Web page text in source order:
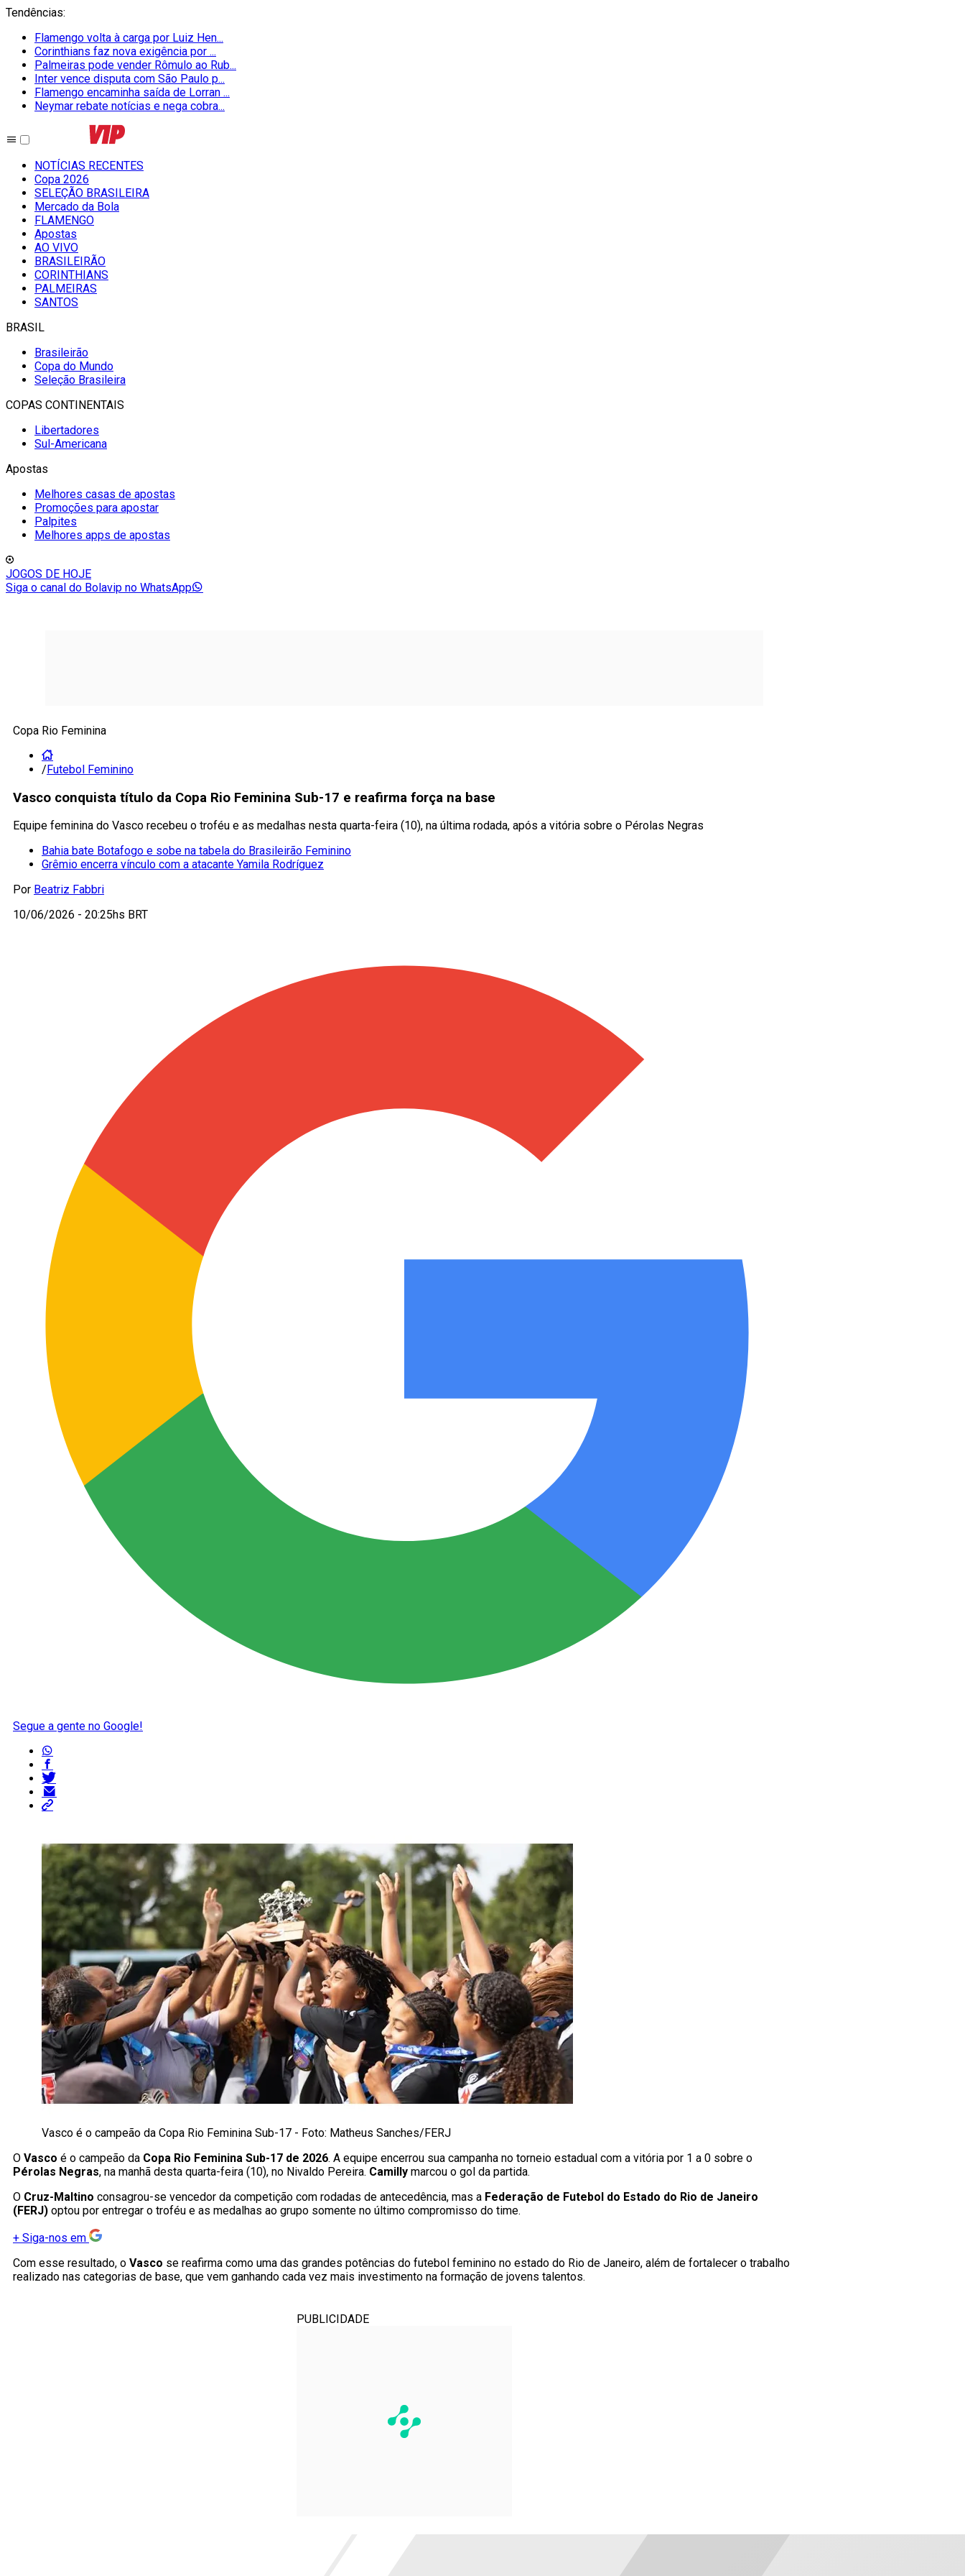
Tendências:
Flamengo volta à carga por Luiz Hen...
Corinthians faz nova exigência por ...
Palmeiras pode vender Rômulo ao Rub...
Inter vence disputa com São Paulo p...
Flamengo encaminha saída de Lorran ...
Neymar rebate notícias e nega cobra...
NOTÍCIAS RECENTES
Copa 2026
SELEÇÃO BRASILEIRA
Mercado da Bola
FLAMENGO
Apostas
AO VIVO
BRASILEIRÃO
CORINTHIANS
PALMEIRAS
SANTOS
BRASIL
Brasileirão
Copa do Mundo
Seleção Brasileira
COPAS CONTINENTAIS
Libertadores
Sul-Americana
Apostas
Melhores casas de apostas
Promoções para apostar
Palpites
Melhores apps de apostas
JOGOS DE HOJE
Siga o canal do Bolavip no WhatsApp
Copa Rio Feminina
/Futebol Feminino
Vasco conquista título da Copa Rio Feminina Sub-17 e reafirma força na base
Equipe feminina do Vasco recebeu o troféu e as medalhas nesta quarta-feira (10), na última rodada, após a vitória sobre o Pérolas Negras
Bahia bate Botafogo e sobe na tabela do Brasileirão Feminino
Grêmio encerra vínculo com a atacante Yamila Rodríguez
Por Beatriz Fabbri
10/06/2026 - 20:25hs BRT
Segue a gente no Google!
Vasco é o campeão da Copa Rio Feminina Sub-17 - Foto: Matheus Sanches/FERJ
O Vasco é o campeão da Copa Rio Feminina Sub-17 de 2026. A equipe encerrou sua campanha no torneio estadual com a vitória por 1 a 0 sobre o
Pérolas Negras, na manhã desta quarta-feira (10), no Nivaldo Pereira. Camilly marcou o gol da partida.
O Cruz-Maltino consagrou-se vencedor da competição com rodadas de antecedência, mas a Federação de Futebol do Estado do Rio de Janeiro
(FERJ) optou por entregar o troféu e as medalhas ao grupo somente no último compromisso do time.
+ Siga-nos em
Com esse resultado, o Vasco se reafirma como uma das grandes potências do futebol feminino no estado do Rio de Janeiro, além de fortalecer o trabalho
realizado nas categorias de base, que vem ganhando cada vez mais investimento na formação de jovens talentos.
PUBLICIDADE